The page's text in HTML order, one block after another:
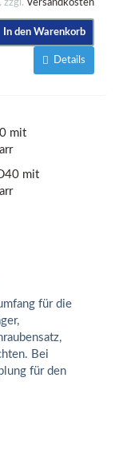
zzgl. Versandkosten
In den Warenkorb
Details
mit
für die
Bei
für den